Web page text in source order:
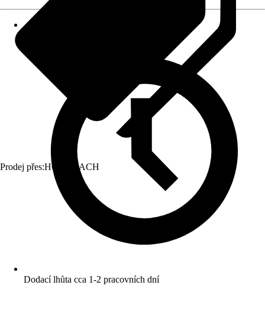
Prodej přes:HORNBACH
Dodací lhůta cca 1-2 pracovních dní